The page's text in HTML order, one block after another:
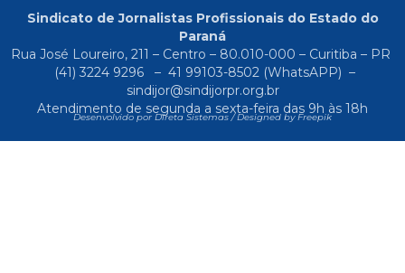
Sindicato de Jornalistas Profissionais do Estado do
Paraná
Rua José Loureiro, 211 – Centro – 80.010-000 – Curitiba – PR
(41) 3224 9296
– 41 99103-8502(WhatsAPP) –
sindijor@sindijorpr.org.br
Atendimento de segunda a sexta-feira das 9h às 18h
Desenvolvido por Direta Sistemas /Designed by Freepik